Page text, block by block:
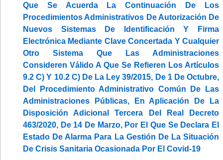
Que Se Acuerda La Continuación De Los
Procedimientos Administrativos De Autorización De
Nuevos Sistemas De Identificación Y Firma
Electrónica Mediante Clave Concertada Y Cualquier
Otro Sistema Que Las Administraciones
Consideren Válido A Que Se Refieren Los Artículos
9.2 C) Y 10.2 C) De La Ley 39/2015, De 1 De Octubre,
Del Procedimiento Administrativo Común De Las
Administraciones Públicas, En Aplicación De La
Disposición Adicional Tercera Del Real Decreto
463/2020, De 14 De Marzo, Por El Que Se Declara El
Estado De Alarma Para La Gestión De La Situación
De Crisis Sanitaria Ocasionada Por El Covid-19